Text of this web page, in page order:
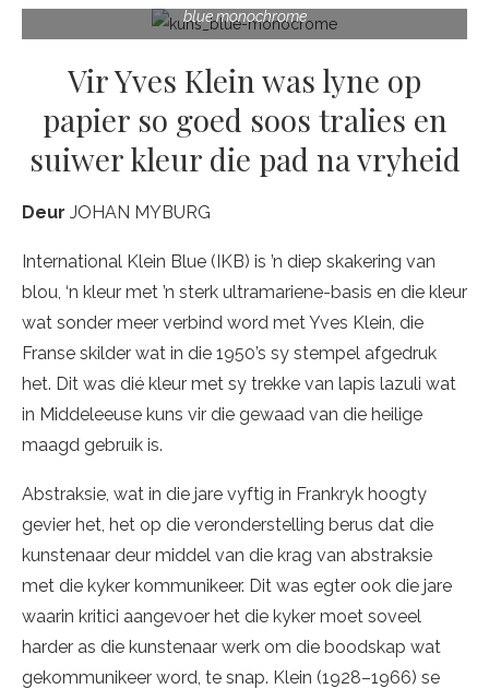
blue monochrome
Vir Yves Klein was lyne op
papier so goed soos tralies en
suiwer kleur die pad na vryheid
Deur JOHAN MYBURG
International Klein Blue (IKB) is ’n diep skakering van
blou, ‘n kleur met ’n sterk ultramariene-basis en die kleur
wat sonder meer verbind word met Yves Klein, die
Franse skilder wat in die 1950’s sy stempel afgedruk
het. Dit was dié kleur met sy trekke van lapis lazuli wat
in Middeleeuse kuns vir die gewaad van die heilige
maagd gebruik is.
Abstraksie, wat in die jare vyftig in Frankryk hoogty
gevier het, het op die veronderstelling berus dat die
kunstenaar deur middel van die krag van abstraksie
met die kyker kommunikeer. Dit was egter ook die jare
waarin kritici aangevoer het die kyker moet soveel
harder as die kunstenaar werk om die boodskap wat
gekommunikeer word, te snap. Klein (1928–1966) se